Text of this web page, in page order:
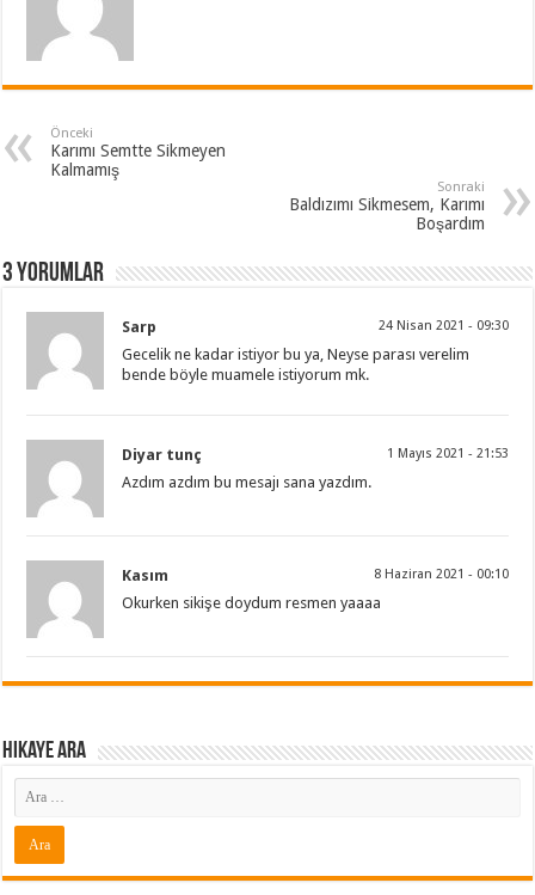
Önceki
Karımı Semtte Sikmeyen
Kalmamış
Sonraki
Baldızımı Sikmesem, Karımı
Boşardım
3 Yorumlar
Sarp 24 Nisan 2021 - 09:30
Gecelik ne kadar istiyor bu ya, Neyse parası verelim
bende böyle muamele istiyorum mk.
Diyar tunç 1 Mayıs 2021 - 21:53
Azdım azdım bu mesajı sana yazdım.
Kasım 8 Haziran 2021 - 00:10
Okurken sikişe doydum resmen yaaaa
Hikaye ARA